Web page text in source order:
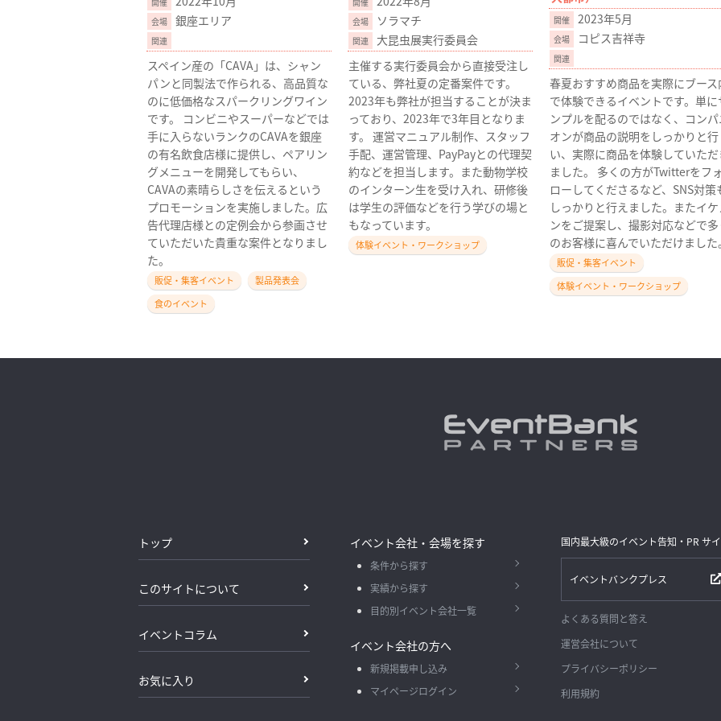
銀座エリア
スペイン産の「CAVA」は、シャン
パンと同製法で作られる、高品質な
のに低価格なスパークリングワイン
です。 コンビニやスーパーなどでは
手に入らないランクのCAVAを銀座
の有名飲食店様に提供し、ペアリン
グメニューを開発してもらい、
CAVAの素晴らしさを伝えるという
プロモーションを実施しました。広
告代理店様との定例会から参画させ
ていただいた貴重な案件となりまし
た。
販促・集客イベント
製品発表会
食のイベント
ソラマチ
大昆虫展実行委員会
主催する実行委員会から直接受注し
ている、弊社夏の定番案件です。
2023年も弊社が担当することが決ま
っており、2023年で3年目となりま
す。 運営マニュアル制作、スタッフ
手配、運営管理、PayPayとの代理契
約などを担当します。また動物学校
のインターン生を受け入れ、研修後
は学生の評価などを行う学びの場と
もなっています。
体験イベント・ワークショップ
2023年5月
コピス吉祥寺
春夏おすすめ商品を実際にブース
で体験できるイベントです。単に
ンプルを配るのではなく、コンパ
オンが商品の説明をしっかりと行
い、実際に商品を体験していただ
ました。 多くの方がTwitterをフォ
ローしてくださるなど、SNS対策
しっかりと行えました。またイケ
ンをご提案し、撮影対応などで多
のお客様に喜んでいただけました。
販促・集客イベント
体験イベント・ワークショップ
トップ
このサイトについて
イベントコラム
お気に入り
イベント会社・会場を探す
条件から探す
実績から探す
目的別イベント会社一覧
イベント会社の方へ
新規掲載申し込み
マイページログイン
国内最大級のイベント告知・PR サ
イベントバンクプレス
よくある質問と答え
運営会社について
プライバシーポリシー
利用規約